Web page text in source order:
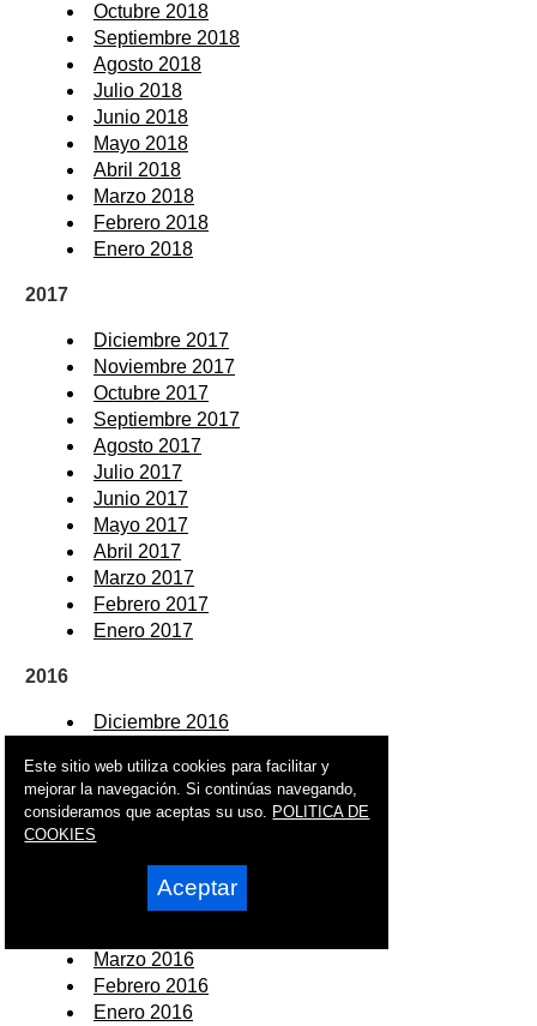
Octubre 2018
Septiembre 2018
Agosto 2018
Julio 2018
Junio 2018
Mayo 2018
Abril 2018
Marzo 2018
Febrero 2018
Enero 2018
2017
Diciembre 2017
Noviembre 2017
Octubre 2017
Septiembre 2017
Agosto 2017
Julio 2017
Junio 2017
Mayo 2017
Abril 2017
Marzo 2017
Febrero 2017
Enero 2017
2016
Diciembre 2016
Octubre 2016
Septiembre 2016
Agosto 2016
Junio 2016
Mayo 2016
Marzo 2016
Febrero 2016
Enero 2016
Este sitio web utiliza cookies para facilitar y
mejorar la navegación. Si continúas navegando,
consideramos que aceptas su uso. POLITICA DE
COOKIES
Aceptar